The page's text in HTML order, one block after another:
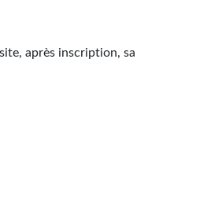
après inscription, sa